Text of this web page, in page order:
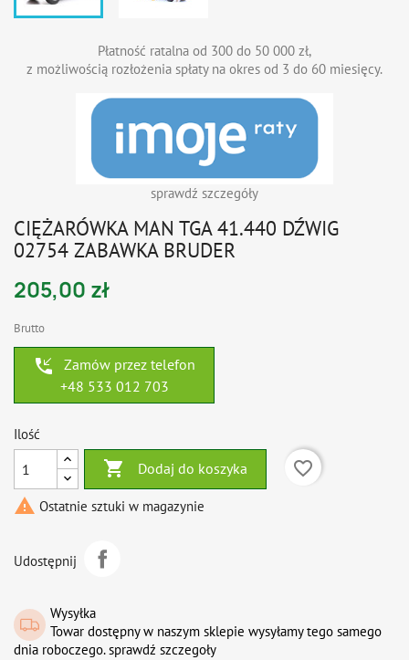
Płatność ratalna od 300 do 50 000 zł,
z możliwością rozłożenia spłaty na okres od 3 do 60 miesięcy.
sprawdź szczegóły
CIĘŻARÓWKA MAN TGA 41.440 DŹWIG
02754 ZABAWKA BRUDER
205,00 zł
Brutto
phone_callback
Zamów przez telefon
+48 533 012 703
Ilość
 Dodaj do koszyka
favorite_border
 Ostatnie sztuki w magazynie
Udostępnij
Wysyłka
Towar dostępny w naszym sklepie wysyłamy tego samego
dnia roboczego. sprawdź szczegoły